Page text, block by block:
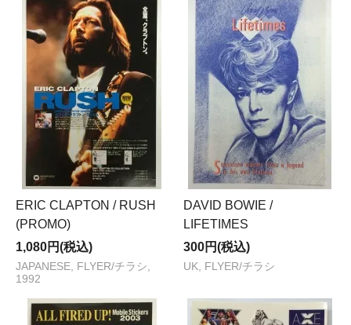
ERIC CLAPTON / RUSH
(PROMO)
1,080円(税込)
JAPANESE, FLYER/チラシ,
1992
DAVID BOWIE /
LIFETIMES
300円(税込)
UK, FLYER/チラシ